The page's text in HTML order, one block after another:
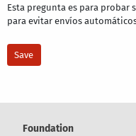
Esta pregunta es para probar
para evitar envíos
Foundation